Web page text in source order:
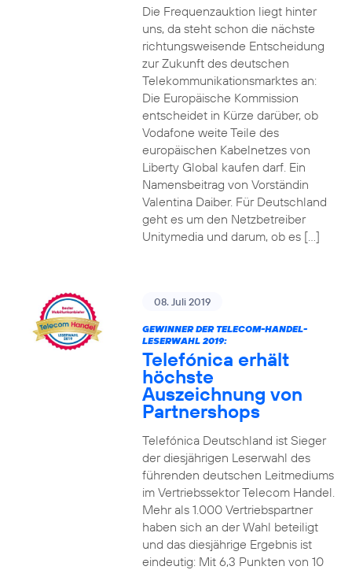
Die Frequenzauktion liegt hinter
uns, da steht schon die nächste
richtungsweisende Entscheidung
zur Zukunft des deutschen
Telekommunikationsmarktes an:
Die Europäische Kommission
entscheidet in Kürze darüber, ob
Vodafone weite Teile des
europäischen Kabelnetzes von
Liberty Global kaufen darf. Ein
Namensbeitrag von Vorständin
Valentina Daiber. Für Deutschland
geht es um den Netzbetreiber
Unitymedia und darum, ob es […]
08. Juli 2019
GEWINNER DER TELECOM-HANDEL-
LESERWAHL 2019:
Telefónica erhält
höchste
Auszeichnung von
Partnershops
Telefónica Deutschland ist Sieger
der diesjährigen Leserwahl des
führenden deutschen Leitmediums
im Vertriebssektor Telecom Handel.
Mehr als 1.000 Vertriebspartner
haben sich an der Wahl beteiligt
und das diesjährige Ergebnis ist
eindeutig: Mit 6,3 Punkten von 10